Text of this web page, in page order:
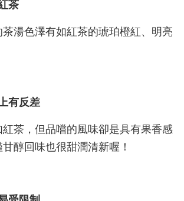
茶
湯色澤有如紅茶的琥珀橙紅、明亮
有反差
茶，但品嚐的風味卻是具有果香感
醇回味也很甜潤清新喔！